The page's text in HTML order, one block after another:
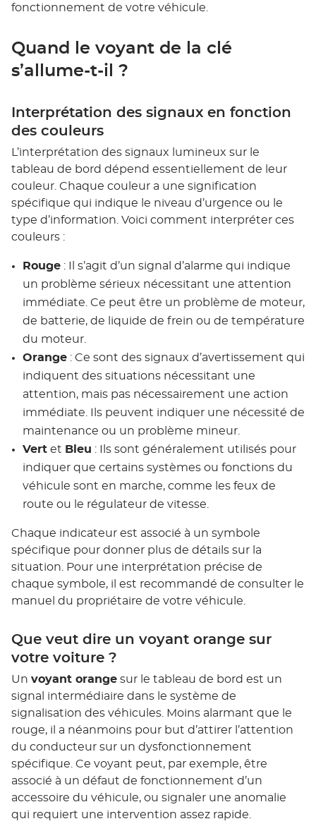
fonctionnement de votre véhicule.
Quand le voyant de la clé
s’allume-t-il ?
Interprétation des signaux en fonction
des couleurs
L’interprétation des signaux lumineux sur le
tableau de bord dépend essentiellement de leur
couleur. Chaque couleur a une signification
spécifique qui indique le niveau d’urgence ou le
type d’information. Voici comment interpréter ces
couleurs :
Rouge : Il s’agit d’un signal d’alarme qui indique
un problème sérieux nécessitant une attention
immédiate. Ce peut être un problème de moteur,
de batterie, de liquide de frein ou de température
du moteur.
Orange : Ce sont des signaux d’avertissement qui
indiquent des situations nécessitant une
attention, mais pas nécessairement une action
immédiate. Ils peuvent indiquer une nécessité de
maintenance ou un problème mineur.
Vert et Bleu : Ils sont généralement utilisés pour
indiquer que certains systèmes ou fonctions du
véhicule sont en marche, comme les feux de
route ou le régulateur de vitesse.
Chaque indicateur est associé à un symbole
spécifique pour donner plus de détails sur la
situation. Pour une interprétation précise de
chaque symbole, il est recommandé de consulter le
manuel du propriétaire de votre véhicule.
Que veut dire un voyant orange sur
votre voiture ?
Un voyant orange sur le tableau de bord est un
signal intermédiaire dans le système de
signalisation des véhicules. Moins alarmant que le
rouge, il a néanmoins pour but d’attirer l’attention
du conducteur sur un dysfonctionnement
spécifique. Ce voyant peut, par exemple, être
associé à un défaut de fonctionnement d’un
accessoire du véhicule, ou signaler une anomalie
qui requiert une intervention assez rapide.